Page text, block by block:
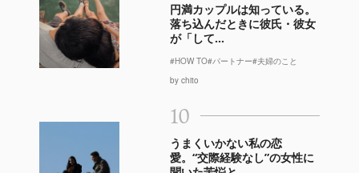
円満カップルは知っている。
落ち込んだときに彼氏・彼女
が「して...
#HOW TO#パートナー#夫婦のこと
by chito
10
うまくいかない私の恋
愛。“交際経験なし”の女性に